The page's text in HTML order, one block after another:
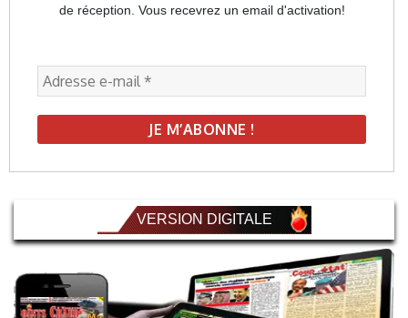
de réception. Vous recevrez un email d'activation!
VERSION DIGITALE